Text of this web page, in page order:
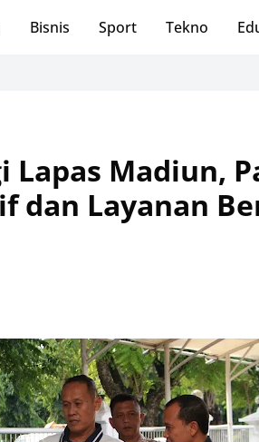
Bisnis Sport Tekno
Lapas Madiun,
dan Layanan